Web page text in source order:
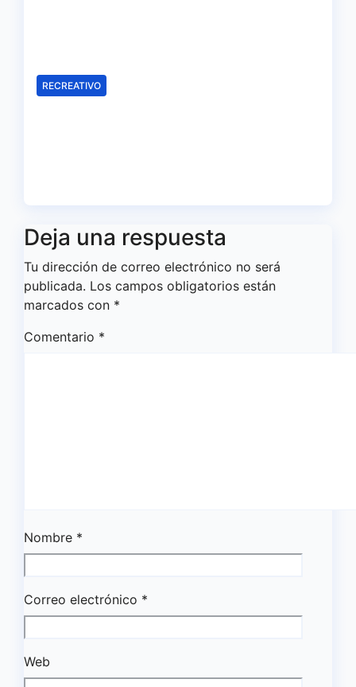
RECREATIVO
Deja una respuesta
Tu dirección de correo electrónico no será
publicada. Los campos obligatorios están
marcados con *
Comentario *
Nombre *
Correo electrónico *
Web